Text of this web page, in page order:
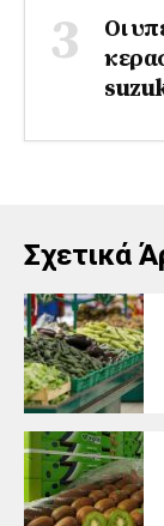
Οι
Σχετικά